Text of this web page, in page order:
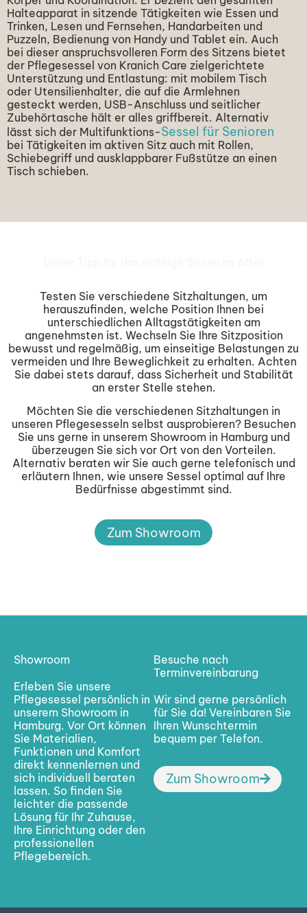
Halteapparat in sitzende Tätigkeiten wie Essen und
Trinken, Lesen und Fernsehen, Handarbeiten und
Puzzeln, Bedienung von Handy und Tablet ein. Auch
bei dieser anspruchsvolleren Form des Sitzens bietet
der Pflegesessel von Kranich Care zielgerichtete
Unterstützung und Entlastung: mit mobilem Tisch
oder Utensilienhalter, die auf die Armlehnen
gesteckt werden, USB-Anschluss und seitlicher
Zubehörtasche hält er alles griffbereit. Alternativ
lässt sich der Multifunktions-Sessel für Senioren
bei Tätigkeiten im aktiven Sitz auch mit Rollen,
Schiebegriff und ausklappbarer Fußstütze an einen
Tisch schieben.
Testen Sie verschiedene Sitzhaltungen, um
herauszufinden, welche Position Ihnen bei
unterschiedlichen Alltagstätigkeiten am
angenehmsten ist. Wechseln Sie Ihre Sitzposition
bewusst und regelmäßig, um einseitige Belastungen zu
vermeiden und Ihre Beweglichkeit zu erhalten. Achten
Sie dabei stets darauf, dass Sicherheit und Stabilität
an erster Stelle stehen.
Möchten Sie die verschiedenen Sitzhaltungen in
unseren Pflegesesseln selbst ausprobieren? Besuchen
Sie uns gerne in unserem Showroom in Hamburg und
überzeugen Sie sich vor Ort von den Vorteilen.
Alternativ beraten wir Sie auch gerne telefonisch und
erläutern Ihnen, wie unsere Sessel optimal auf Ihre
Bedürfnisse abgestimmt sind.
Zum Showroom
Showroom
Erleben Sie unsere
Pflegesessel persönlich in
unserem Showroom in
Hamburg. Vor Ort können
Sie Materialien,
Funktionen und Komfort
direkt kennenlernen und
sich individuell beraten
lassen. So finden Sie
leichter die passende
Lösung für Ihr Zuhause,
Ihre Einrichtung oder den
professionellen
Pflegebereich.
Besuche nach
Terminvereinbarung
Wir sind gerne persönlich
für Sie da! Vereinbaren Sie
Ihren Wunschtermin
bequem per Telefon.
Zum Showroom